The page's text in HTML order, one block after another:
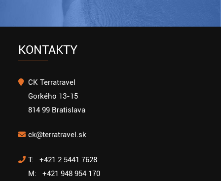
KONTAKTY
CK Terratravel
Gorkého 13-15
814 99 Bratislava
ck@terratravel.sk
T: +421 2 5441 7628
M: +421 948 954 170